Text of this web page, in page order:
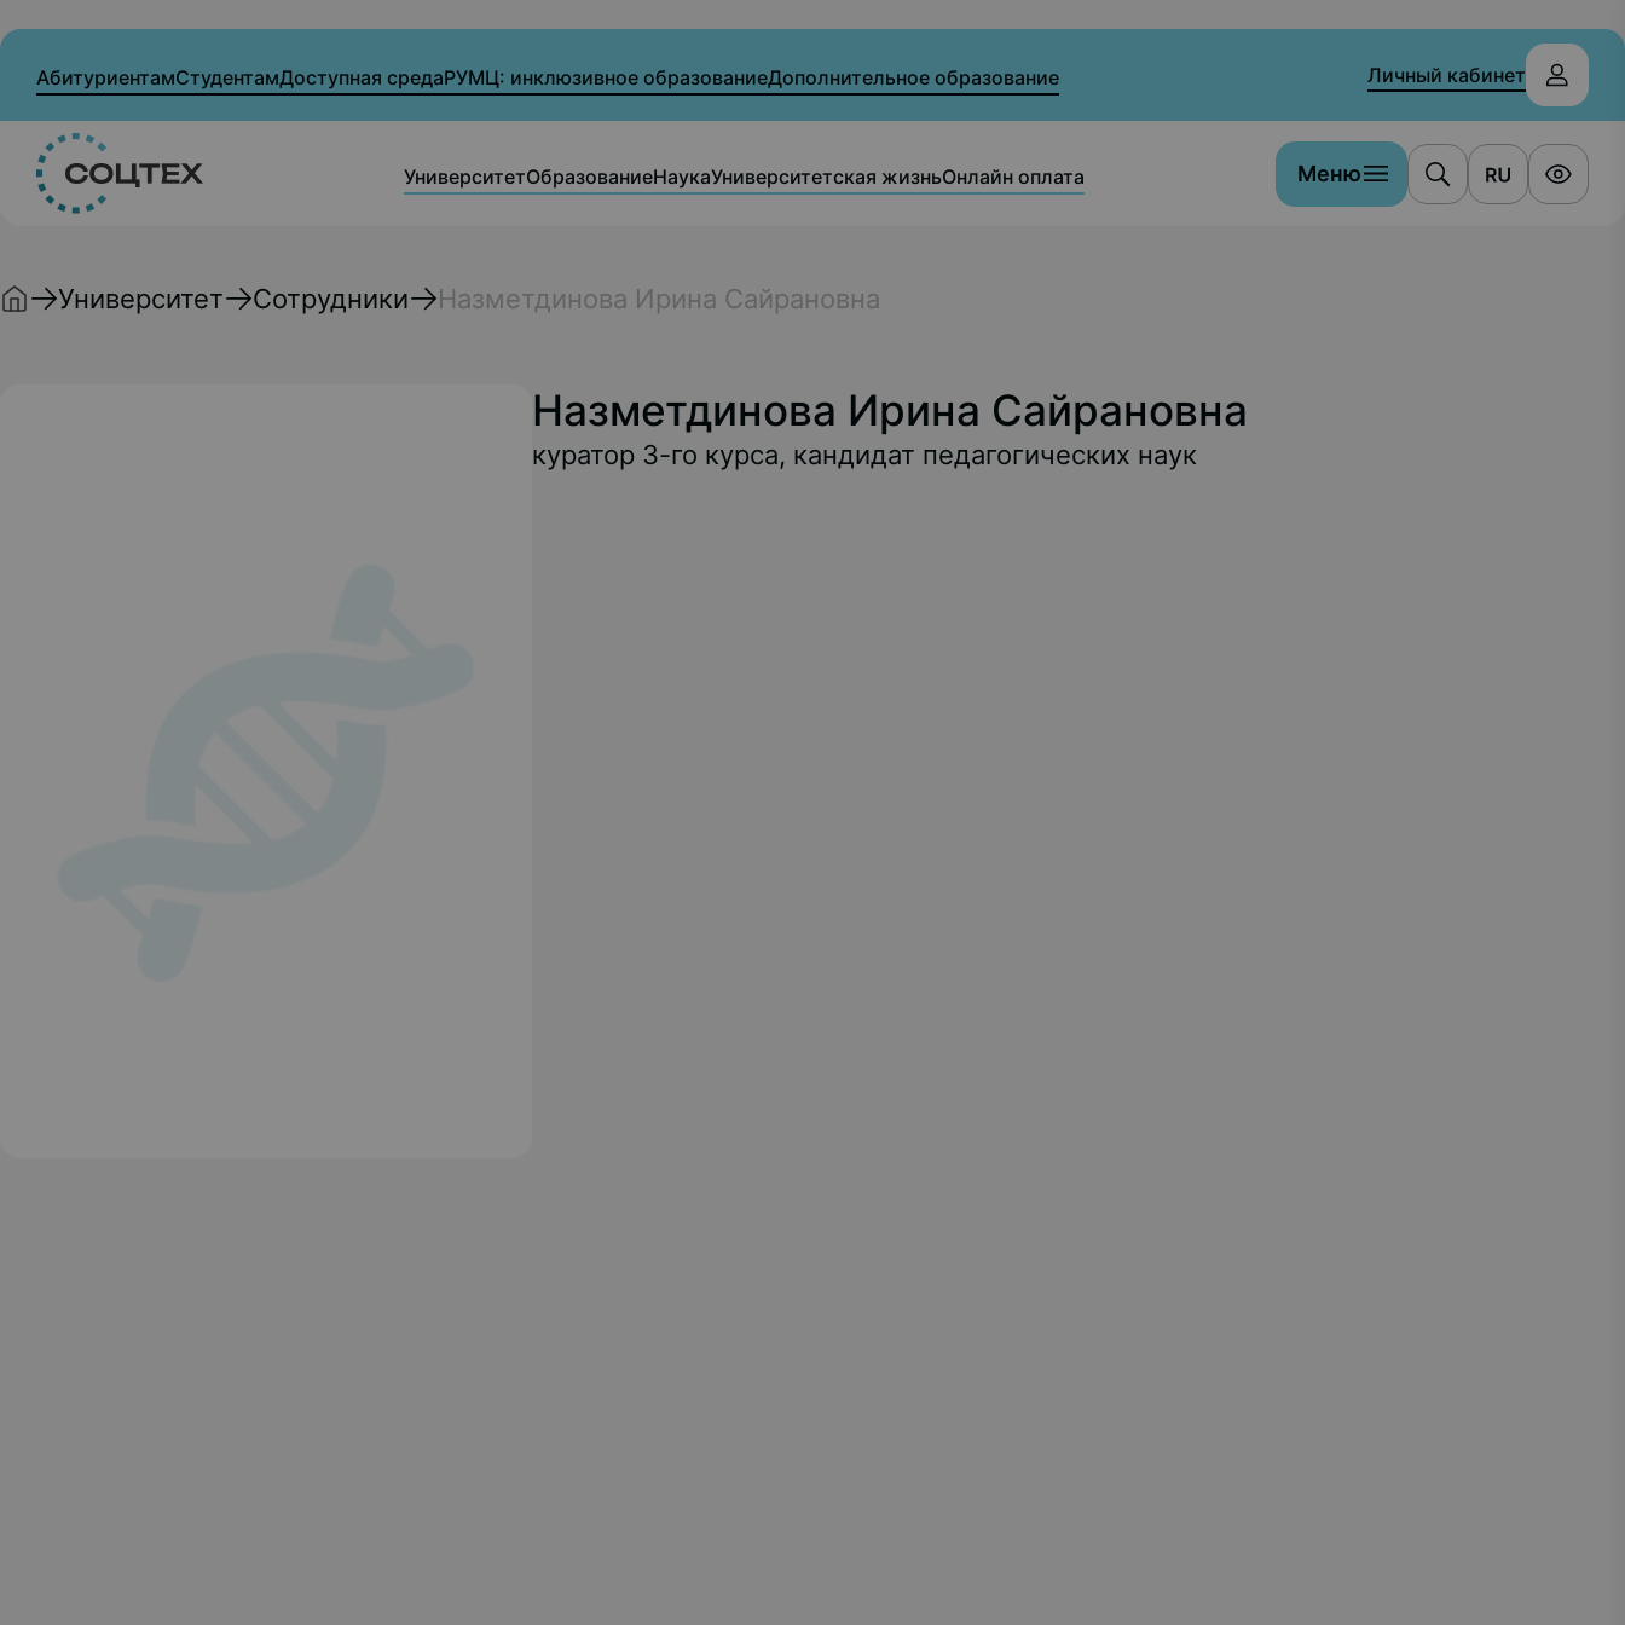
АбитуриентамСтудентамДоступная средаРУМЦ: инклюзивное образованиеДополнительное образование Личный кабинет
УниверситетОбразованиеНаукаУниверситетская жизньОнлайн оплата Меню
Университет Сотрудники Назметдинова Ирина Сайрановна
Назметдинова Ирина Сайрановна
куратор 3-го курса, кандидат педагогических наук